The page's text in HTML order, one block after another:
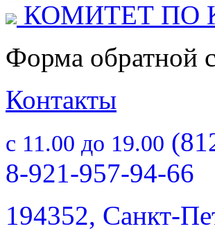
КОМИТЕТ ПО
Форма обратной
Контакты
с 11.00 до 19.00
8-921-957-94-66
194352, Санкт-